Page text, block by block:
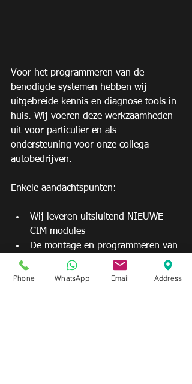
Voor het programmeren van de
benodigde systemen hebben wij
uitgebreide kennis en diagnose tools in
huis. Wij voeren deze werkzaamheden
uit voor particulier en als
ondersteuning voor onze collega
autobedrijven.
Enkele aandachtspunten:
Wij leveren uitsluitend NIEUWE
CIM modules
De montage en programmeren van
een CIM kost €299,= ( +/- 3 uur
werk)
Phone WhatsApp Email Address